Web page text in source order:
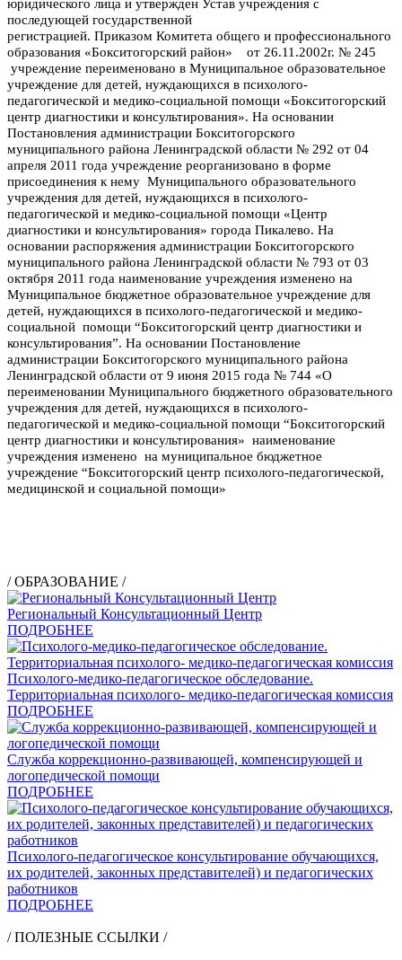
юридического лица и утвержден Устав учреждения с
последующей государственной
регистрацией. Приказом Комитета общего и профессионального
образования «Бокситогорский район» от 26.11.2002г. № 245
учреждение переименовано в Муниципальное образовательное
учреждение для детей, нуждающихся в психолого-
педагогической и медико-социальной помощи «Бокситогорский
центр диагностики и консультирования». На основании
Постановления администрации Бокситогорского
муниципального района Ленинградской области № 292 от 04
апреля 2011 года учреждение реорганизовано в форме
присоединения к нему Муниципального образовательного
учреждения для детей, нуждающихся в психолого-
педагогической и медико-социальной помощи «Центр
диагностики и консультирования» города Пикалево. На
основании распоряжения администрации Бокситогорского
муниципального района Ленинградской области № 793 от 03
октября 2011 года наименование учреждения изменено на
Муниципальное бюджетное образовательное учреждение для
детей, нуждающихся в психолого-педагогической и медико-
социальной помощи “Бокситогорский центр диагностики и
консультирования”. На основании Постановление
администрации Бокситогорского муниципального района
Ленинградской области от 9 июня 2015 года № 744 «О
переименовании Муниципального бюджетного образовательного
учреждения для детей, нуждающихся в психолого-
педагогической и медико-социальной помощи “Бокситогорский
центр диагностики и консультирования» наименование
учреждения изменено на муниципальное бюджетное
учреждение “Бокситогорский центр психолого-педагогической,
медицинской и социальной помощи»
/ ОБРАЗОВАНИЕ /
Региональный Консультационный Центр
ПОДРОБНЕЕ
Психолого-медико-педагогическое обследование.
Территориальная психолого- медико-педагогическая комиссия
ПОДРОБНЕЕ
Служба коррекционно-развивающей, компенсирующей и
логопедической помощи
ПОДРОБНЕЕ
Психолого-педагогическое консультирование обучающихся,
их родителей, законных представителей) и педагогических
работников
ПОДРОБНЕЕ
/ ПОЛЕЗНЫЕ ССЫЛКИ /